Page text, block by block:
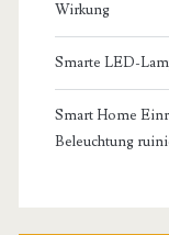
Wirkung
Smarte LED-
Smart Home
Beleuchtung